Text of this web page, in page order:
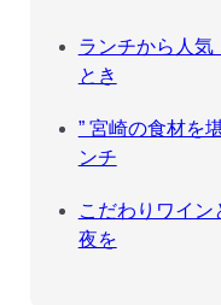
ランチから人気
とき
” 宮崎の食材を
ンチ
こだわりワイ
夜を